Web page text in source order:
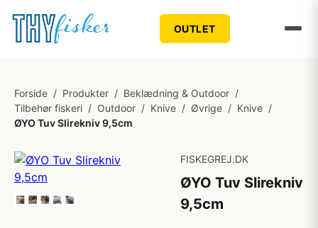
OUTLET
Forside / Produkter / Beklædning & Outdoor /
Tilbehør fiskeri / Outdoor / Knive / Øvrige / Knive /
ØYO Tuv Slirekniv 9,5cm
FISKEGREJ.DK
ØYO Tuv Slirekniv
9,5cm